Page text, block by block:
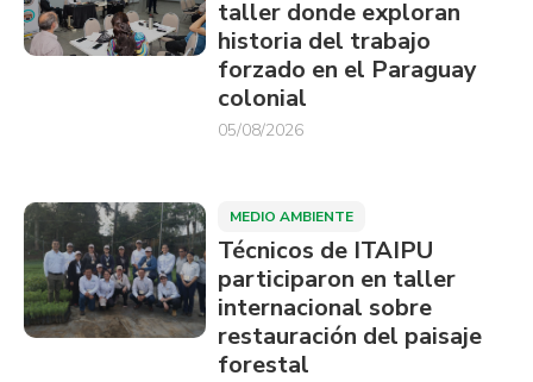
taller donde exploran
historia del trabajo
forzado en el Paraguay
colonial
05/08/2026
MEDIO AMBIENTE
Técnicos de ITAIPU
participaron en taller
internacional sobre
restauración del paisaje
forestal